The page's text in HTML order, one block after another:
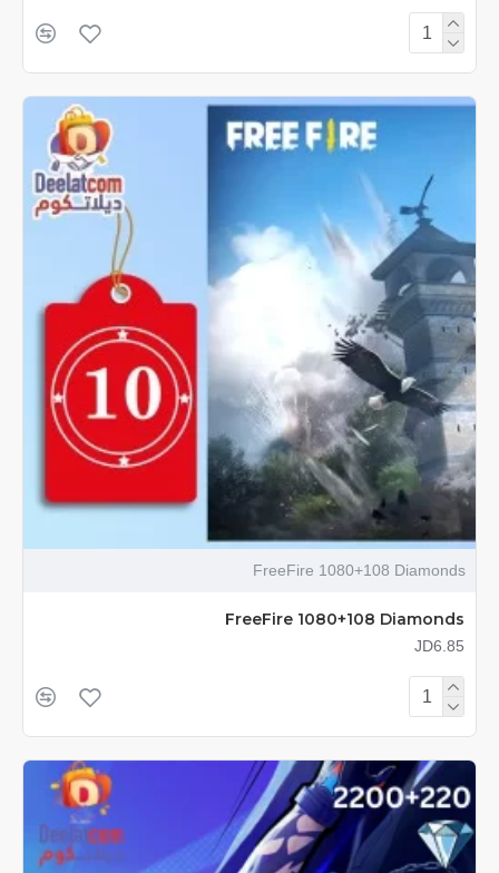
FreeFire 1080+108 Diamonds
FreeFire 1080+108 Diamonds
JD6.85